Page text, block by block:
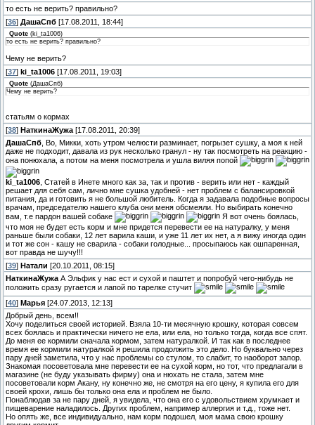
то есть не верить? правильно?
[36] ДашаСпб [17.08.2011, 18:44]
Quote (ki_ta1006)
то есть не верить? правильно?
Чему не верить?
[37] ki_ta1006 [17.08.2011, 19:03]
Quote (ДашаСпб)
Чему не верить?
статьям о кормах
[38] НаткинаЖужа [17.08.2011, 20:39]
ДашаСпб , Во, Микки, хоть утром челюсти разминает, погрызет сушку, а моя к ней
даже не подходит, давала из рук несколько гранул - ну так посмотреть на реакцию -
она понюхала, а потом на меня посмотрела и ушла виляя попой
ki_ta1006 , Статей в Инете много как за, так и против - верить или нет - каждый
решает для себя сам, лично мне сушка удобней - нет проблем с балансировкой
питания, да и готовить я не большой любитель. Когда я задавала подобные вопросы
врачам, председателю нашего клуба они меня обсмеяли. Но выбирать конечно
вам, т.е пардон вашей собаке
Я вот очень боялась,
что моя не будет есть корм и мне придется перевести ее на натуралку, у меня
раньше были собаки, 12 лет варила каши, и уже 11 лет их нет, а я вижу иногда один
и тот же сон - кашу не сварила - собаки голодные... просыпаюсь как ошпаренная,
вот правда не шучу!!!
[39] Натали [20.10.2011, 08:15]
НаткинаЖужа А Эльфик у нас ест и сухой и паштет и попробуй чего-нибудь не
положить сразу ругается и лапой по тарелке стучит
[40] Марья [24.07.2013, 12:13]
Добрый день, всем!!
Хочу поделиться своей историей. Взяла 10-ти месячную крошку, которая совсем
всех боялась и практически ничего не ела, или ела, но только тогда, когда все спят.
До меня ее кормили сначала кормом, затем натуралкой. И так как в последнее
время ее кормили натуралкой я решила продолжить это дело. Но буквально через
пару дней заметила, что у нас проблемы со стулом, то слабит, то наоборот запор.
Знакомая посоветовала мне перевести ее на сухой корм, но тот, что предлагали в
магазине (не буду указывать фирму) она и нюхать не стала, затем мне
посоветовали корм Акану, ну конечно же, не смотря на его цену, я купила его для
своей крохи, лишь бы только она ела и проблем не было.
Понаблюдав за не пару дней, я увидела, что она его с удовольствием хрумкает и
пищеварение наладилось. Других проблем, например аллергия и т.д., тоже нет.
Но опять же, все индивидуально, нам корм подошел, моя мама свою крошку